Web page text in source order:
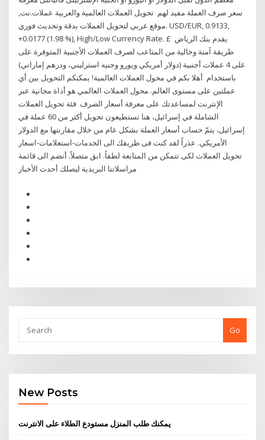
سعر صرف العملة مفيد لهم تحويل العملات العالمية والعربية عملات.نت,
موقع عربي لتحويل العملات بدقة وتحديث فوري. USD/EUR, 0.9133,
+0.0177 (1.98 %), High/Low Currency Rate. £ يقدم بنك الرياض
طريقة آمنة وخالية من المتاعب لصرف العملات الأجنبية المتوفرة على
على 4 عملات أجنبية (دولار أمريكي ويورو وجنيه استرليني، ودرهم إماراتي)
باستخدام أهلا بكم في محول العملات العالمية! يمكنكم التحويل بين أي
عملتين على مستوى العالم. محول العملات العالمي هو أداة مجانية عبر
الإنترنت لمساعدتك على معرفة أسعار الصرف فئة تحويل العملات
الشاملة في إسرائيل، هنا تستطيعون تحويل أكثر من 60 عملة في
إسرائيل، يتمّ حساب أسعار العملة بشكل عام من خلال مقارنتها مع الدولار
الأمريكي. عذراً لقد كنت فى طريقك الى الخدمات-استعلامات-اسعار
تحويل العملات لكى تتمكن من المتابعة لطفاً. ابق متصلاً. أنضم الى قائمة
Go
New Posts
يمكنك طلب المنزل مستودع الطلاء على الانترنت